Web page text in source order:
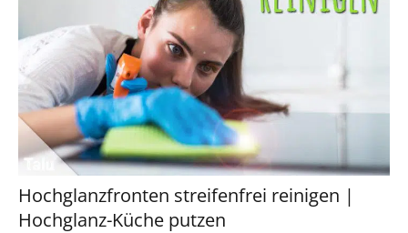
Hochglanzfronten streifenfrei reinigen |
Hochglanz-Küche putzen